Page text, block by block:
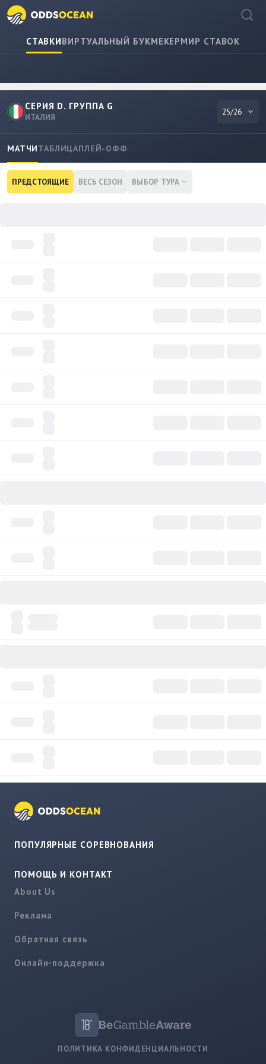
СТАВКИВИРТУАЛЬНЫЙ БУКМЕКЕРМИР СТАВОК
СЕРИЯ D. ГРУППА G
ИТАЛИЯ
25/26
МАТЧИТАБЛИЦАПЛЕЙ-ОФФ
ПРЕДСТОЯЩИЕ ВЕСЬ СЕЗОН ВЫБОР ТУРА
ПОПУЛЯРНЫЕ СОРЕВНОВАНИЯ
ПОМОЩЬ И КОНТАКТ
About Us
Реклама
Обратная связь
Онлайн-поддержка
ПОЛИТИКА КОНФИДЕНЦИАЛЬНОСТИ